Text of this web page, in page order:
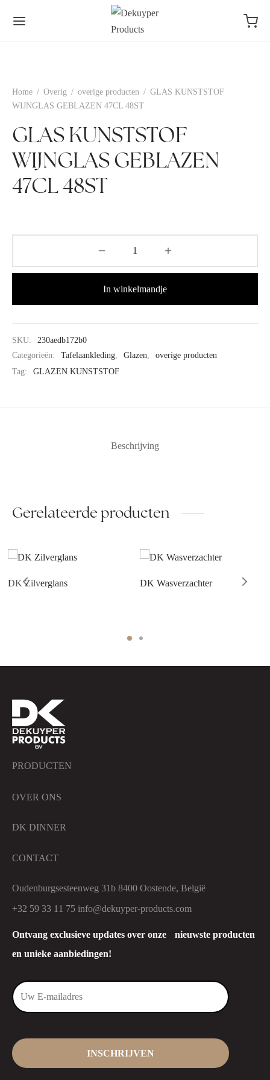
Home / Overig / overige producten / GLAS KUNSTSTOF
WIJNGLAS GEBLAZEN 47CL 48ST
GLAS KUNSTSTOF
WIJNGLAS GEBLAZEN
47CL 48ST
In winkelmandje
SKU:
230aedb172b0
Categorieën:
Tafelaankleding, Glazen,
overige producten
Tag:
GLAZEN KUNSTSTOF
Beschrijving
Gerelateerde producten
DK Zilverglans DK Wasverzachter
Ontvang exclusieve updates over onze nieuwste producten
en unieke aanbiedingen!
PRODUCTEN
OVER ONS
DK DINNER
CONTACT
Oudenburgsesteenweg 31b 8400 Oostende, België
+32 59 33 11 75 info@dekuyper-products.com